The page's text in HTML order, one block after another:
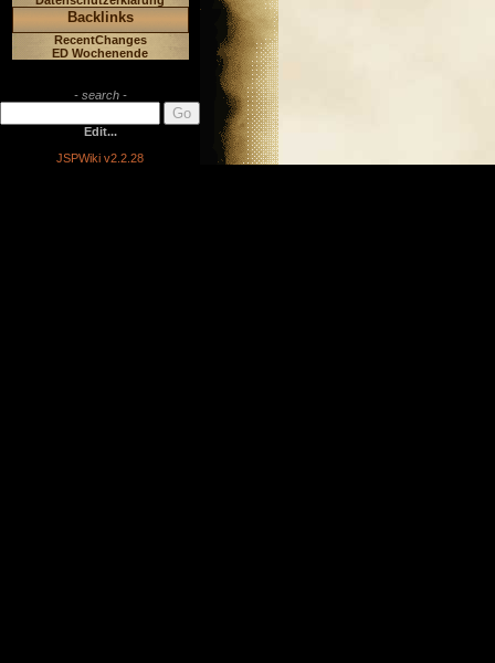
Backlinks
RecentChanges
ED Wochenende
- search -
Edit...
JSPWiki v2.2.28